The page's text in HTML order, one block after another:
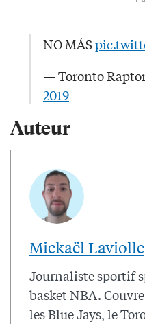
NO MÁS
— Toronto
2019
Auteur
Mickaël Laviolle
Journaliste sportif
basket NBA.
les Blue Jays, le